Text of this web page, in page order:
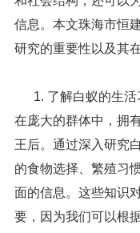
信息。本文珠海市恒
研究的重要性以及其
1. 了解白蚁的生活
在庞大的群体中，拥
王后。通过深入研究
的食物选择、繁殖习
面的信息。这些知识
要，因为我们可以根